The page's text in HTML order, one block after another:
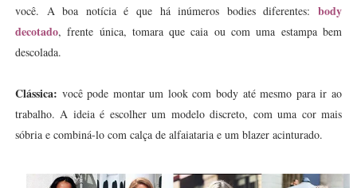
você. A boa notícia é que há inúmeros bodies diferentes:body
decotado, frente única, tomara que caia ou com uma estampa bem
descolada.
Clássica: você pode montar um look com body até mesmo para ir ao
trabalho. A ideia é escolher um modelo discreto, com uma cor mais
sóbria e combiná-lo com calça de alfaiataria e um blazer acinturado.